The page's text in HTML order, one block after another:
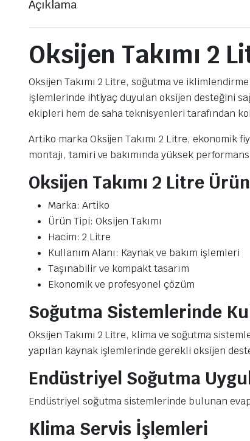
Açıklama
Oksijen Takımı 2
Oksijen Takımı 2 Litre, soğutma ve
işlemlerinde ihtiyaç duyulan oksijen desteğini
ekipleri hem de saha teknisyenleri tarafından
Artiko marka Oksijen Takımı 2 Litre, ekonomik
montajı, tamiri ve bakımında yüksek
Oksijen Takımı 2 Litre
Marka: Artiko
Ürün Tipi: Oksijen Takımı
Hacim: 2 Litre
Kullanım Alanı: Kaynak ve bakım işlemleri
Taşınabilir ve kompakt tasarım
Ekonomik ve profesyonel çözüm
Soğutma Sistemlerinde
Oksijen Takımı 2 Litre, klima ve soğutma
yapılan kaynak işlemlerinde gerekli oksijen
Endüstriyel Soğutma
Endüstriyel soğutma sistemlerinde bulunan
Klima Servis İşlemleri